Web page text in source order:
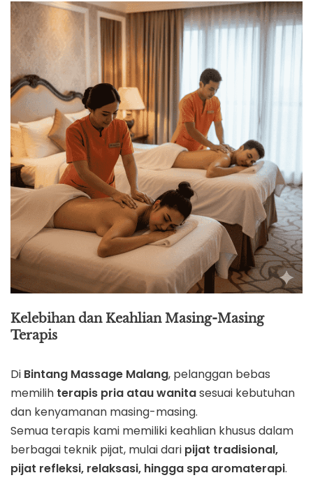
Kelebihan dan Keahlian Masing-Masing
Terapis
Di Bintang Massage Malang, pelanggan bebas
memilih terapis pria atau wanitasesuai kebutuhan
dan kenyamanan masing-masing.
Semua terapis kami memiliki keahlian khusus dalam
berbagai teknik pijat, mulai dari pijat tradisional,
pijat refleksi, relaksasi, hingga spa aromaterapi.